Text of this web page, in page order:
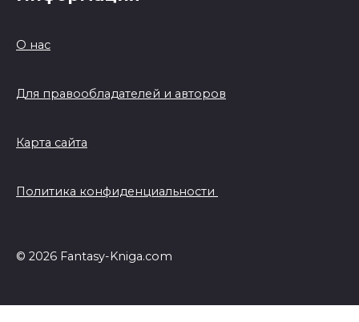
О нас
Для правообладателей и авторов
Карта сайта
Политика конфиденциальности
© 2026 Fantasy-Kniga.com